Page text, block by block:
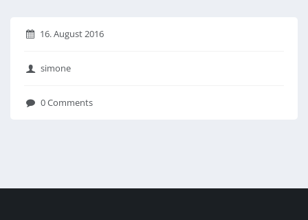
16. August 2016
simone
0 Comments